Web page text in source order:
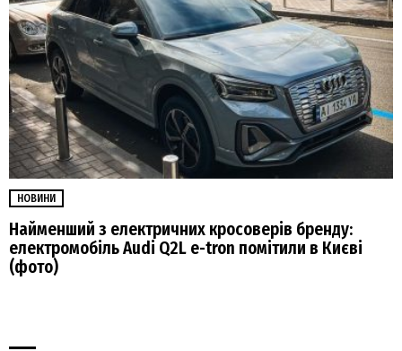
НОВИНИ
Найменший з електричних кросоверів бренду:
електромобіль Audi Q2L e-tron помітили в Києві
(фото)